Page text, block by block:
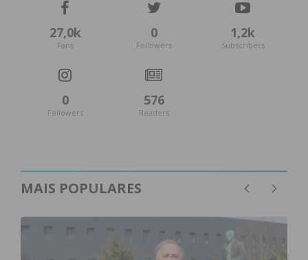
27,0k
Fans
0
Followers
1,2k
Subscribers
0
Followers
576
Readers
MAIS POPULARES